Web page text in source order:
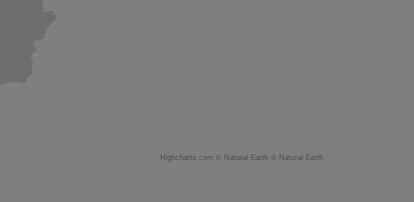
Highcharts.com © Natural Earth © Natural Earth